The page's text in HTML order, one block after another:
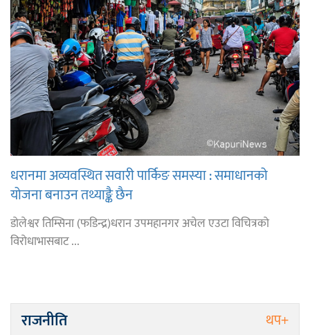
धरानमा अव्यवस्थित सवारी पार्किङ समस्या : समाधानको
योजना बनाउन तथ्याङ्कै छैन
डोलेश्वर तिम्सिना (फडिन्द्र)धरान उपमहानगर अचेल एउटा विचित्रको
विरोधाभासबाट ...
राजनीति थप+